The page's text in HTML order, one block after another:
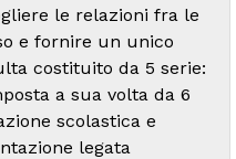
le relazioni fra le
e fornire un unico
costituito da 5 serie:
a sua volta da 6
scolastica e
legata